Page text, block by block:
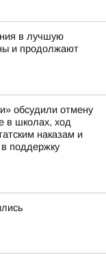
в лучшую
и продолжают
обсудили отмену
в школах, ход
наказам и
поддержку